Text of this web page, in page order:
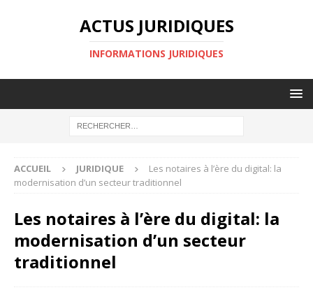
ACTUS JURIDIQUES
INFORMATIONS JURIDIQUES
ACCUEIL JURIDIQUE
Les notaires à l’ère du digital: la
modernisation d’un secteur traditionnel
Les notaires à l’ère du digital: la
modernisation d’un secteur
traditionnel